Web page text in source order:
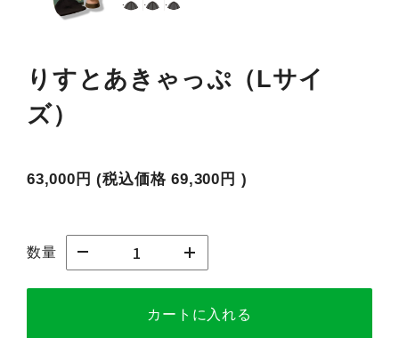
りすとあきゃっぷ（Lサイ
ズ）
63,000円 (税込価格69,300円 )
数量
カートに入れる